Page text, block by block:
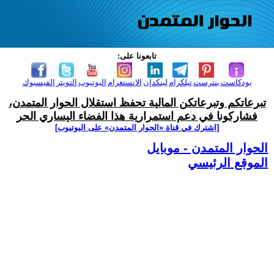
تابعونا على:
الفيسبوك التويتر اليوتيوب الانستغرام لينكدإن تيلكرامبنترست بودكاست
تبرعاتكم وتبرعاتكن المالية تحفظ استقلال الحوار المتمدن،
فشاركونا في دعم استمرارية هذا الفضاء اليساري الحر
[اشترك في قناة ‫«الحوار المتمدن» على اليوتيوب]
الحوار المتمدن - موبايل
الموقع الرئيسي